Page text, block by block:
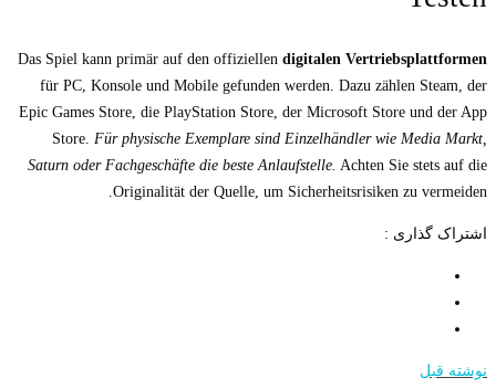
Das Spiel kann primär auf den offiziellen
für PC, Konsole und Mobile gefunden
Epic Games Store, die PlayStation Store,
Store. Für physische Exemplare sind
Saturn oder Fachgeschäfte die beste
Originalität der Quelle, um